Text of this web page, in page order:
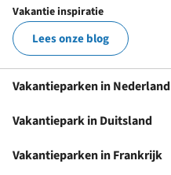
Vakantie inspiratie
Lees onze blog
Vakantieparken in Nederland
Vakantiepark in Duitsland
Vakantieparken in Frankrijk